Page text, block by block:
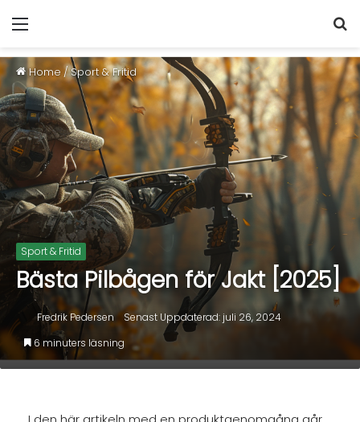
Home / Sport & Fritid
Sport & Fritid
Bästa Pilbågen för Jakt [2025]
Fredrik Pedersen
Senast Uppdaterad: juli 26, 2024
6 minuters läsning